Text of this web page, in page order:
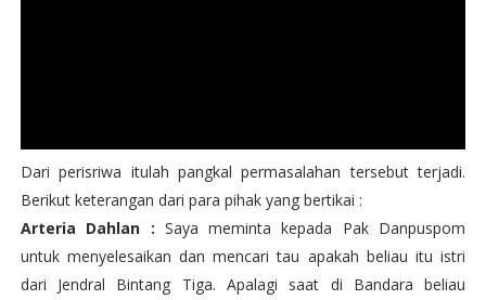
Dari perisriwa itulah pangkal permasalahan tersebut terjadi.
Berikut keterangan dari para pihak yang bertikai :
Arteria Dahlan : Saya meminta kepada Pak Danpuspom
untuk menyelesaikan dan mencari tau apakah beliau itu istri
dari Jendral Bintang Tiga. Apalagi saat di Bandara beliau